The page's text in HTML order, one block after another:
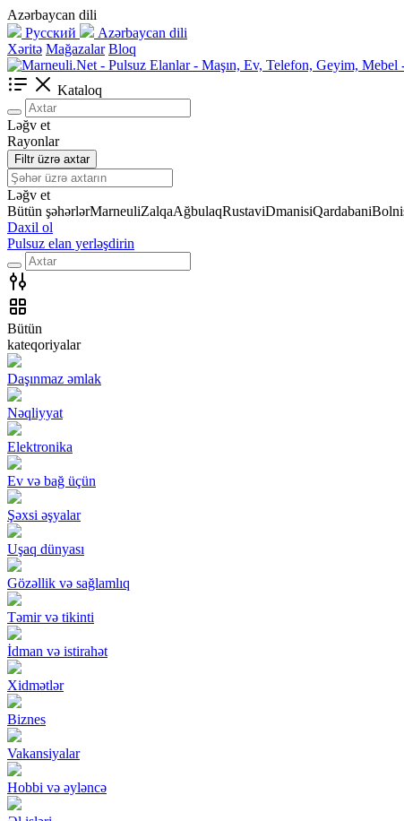
Azərbaycan dili
Русский
Azərbaycan dili
Xəritə Mağazalar Bloq
Kataloq
Ləğv et
Rayonlar
Filtr üzrə axtar
Ləğv et
Bütün şəhərlərMarneuliZalqaAğbulaqRustaviDmanisiQardabani
Daxil ol
Pulsuz elan yerləşdirin
Bütün
kateqoriyalar
Daşınmaz əmlak
Nəqliyyat
Elektronika
Ev və bağ üçün
Şəxsi əşyalar
Uşaq dünyası
Gözəllik və sağlamlıq
Təmir və tikinti
İdman və istirahət
Xidmətlər
Biznes
Vakansiyalar
Hobbi və əyləncə